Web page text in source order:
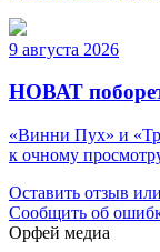
9 августа 2026
НОВАТ
«Винни Пух» и
к очному
Оставить отзыв
Сообщить об
Орфей медиа